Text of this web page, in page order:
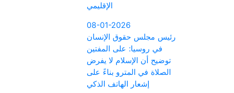
الإقليمي
08-01-2026
رئيس مجلس حقوق الإنسان
في روسيا: على المفتين
توضيح أن الإسلام لا يفرض
الصلاة في المترو بناءً على
إشعار الهاتف الذكي